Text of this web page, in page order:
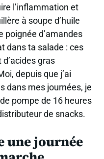
l’inflammation et
à soupe d’huile
poignée d’amandes
dans ta salade : ces
gras
depuis que j’ai
dans mes journées, je
pompe de 16 heures
de snacks.
une journée